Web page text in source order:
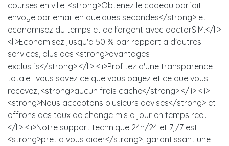
courses en ville. <strong>Obtenez le cadeau parfait
envoye par email en quelques secondes</strong> et
economisez du temps et de l'argent avec doctorSIM.</li>
<li>Economisez jusqu'a 50 % par rapport a d'autres
services, plus des <strong>avantages
exclusifs</strong>.</li> <li>Profitez d'une transparence
totale : vous savez ce que vous payez et ce que vous
recevez, <strong>aucun frais cache</strong>.</li> <li>
<strong>Nous acceptons plusieurs devises</strong> et
offrons des taux de change mis a jour en temps reel.
</li> <li>Notre support technique 24h/24 et 7j/7 est
<strong>pret a vous aider</strong>, garantissant une